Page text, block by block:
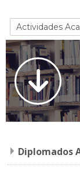
Químico
Posgrado e
Académicas
Sitio CETA
Español - México
Diplomados